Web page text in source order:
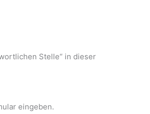
Stelle“ in dieser
eingeben.